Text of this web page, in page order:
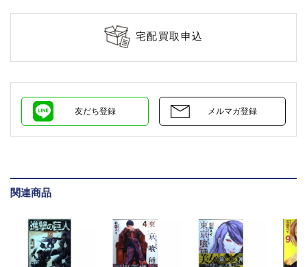
宅配買取申込
友だち登録 メルマガ登録
関連商品